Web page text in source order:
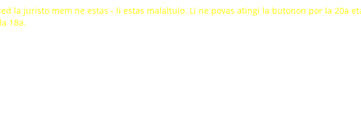
la juristo mem ne estas - li estas malaltulo. Li ne povas atingi la butonon por la 20a
18a.